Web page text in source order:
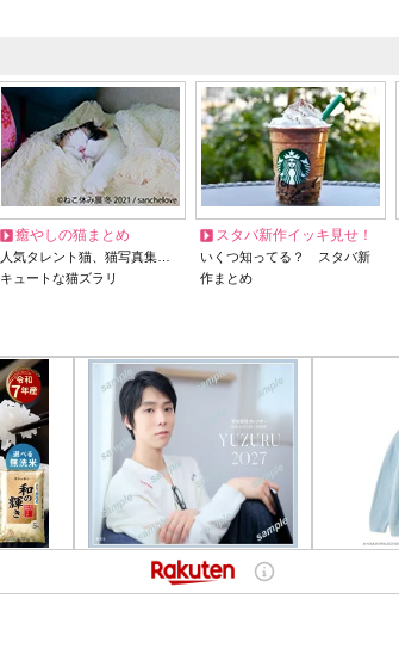
癒やしの猫まとめ
人気タレント猫、猫写真集…
キュートな猫ズラリ
スタバ新作イッキ見せ！
いくつ知ってる？ スタバ新
作まとめ